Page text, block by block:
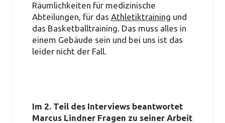
Räumlichkeiten für medizinische
Abteilungen, für das Athletiktraining und
das Basketballtraining. Das muss alles in
einem Gebäude sein und bei uns ist das
leider nicht der Fall.
Im 2. Teil des Interviews beantwortet
Marcus Lindner Fragen zu seiner Arbeit